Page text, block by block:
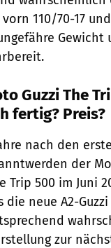
110/70-17
Gewicht
Guzzi The
fertig? Preis?
nach den
der
Trip 500 im Juni
die neue A2-
zur